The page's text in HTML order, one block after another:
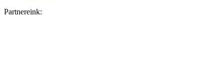
Partnereink: